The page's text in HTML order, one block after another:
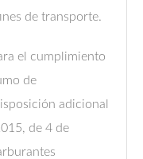
de transporte.
el cumplimiento
de
adicional
de 4 de